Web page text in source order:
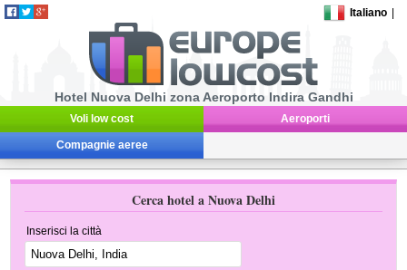
Italiano
Hotel Nuova Delhi zona Aeroporto Indira Gandhi
Voli low cost Aeroporti
Compagnie aeree
Cerca hotel a Nuova Delhi
Inserisci la città